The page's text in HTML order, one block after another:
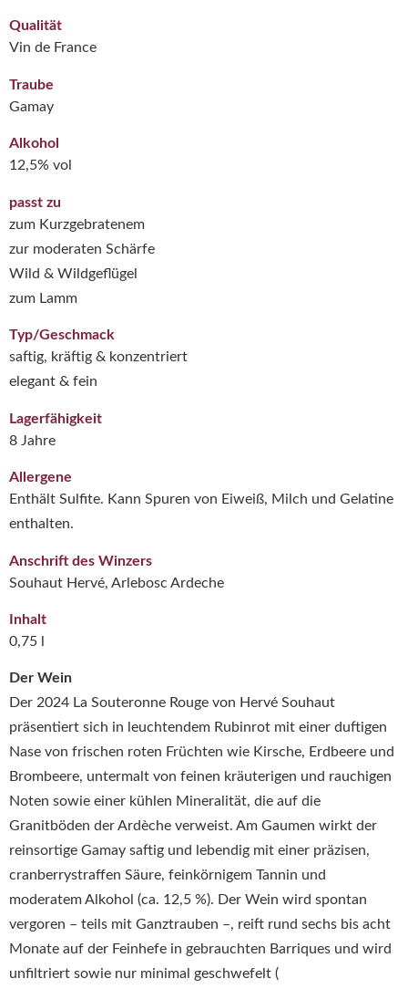
Der Wein
Der 2024 La Souteronne Rouge von Hervé Souhaut
präsentiert sich in leuchtendem Rubinrot mit einer duftigen
Nase von frischen roten Früchten wie Kirsche, Erdbeere und
Brombeere, untermalt von feinen kräuterigen und rauchigen
Noten sowie einer kühlen Mineralität, die auf die
Granitböden der Ardèche verweist. Am Gaumen wirkt der
reinsortige Gamay saftig und lebendig mit einer präzisen,
cranberrystraffen Säure, feinkörnigem Tannin und
moderatem Alkohol (ca. 12,5 %). Der Wein wird spontan
vergoren – teils mit Ganztrauben –, reift rund sechs bis acht
Monate auf der Feinhefe in gebrauchten Barriques und wird
unfiltriert sowie nur minimal geschwefelt (
Qualität
Vin de France
Traube
Gamay
Alkohol
12,5% vol
passt zu
zum Kurzgebratenem
zur moderaten Schärfe
Wild & Wildgeflügel
zum Lamm
Typ/Geschmack
saftig, kräftig & konzentriert
elegant & fein
Lagerfähigkeit
8 Jahre
Allergene
Enthält Sulfite. Kann Spuren von Eiweiß, Milch und Gelatine
enthalten.
Anschrift des Winzers
Souhaut Hervé, Arlebosc Ardeche
Inhalt
0,75 l